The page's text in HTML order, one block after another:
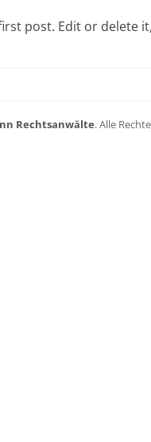
post. Edit or delete
Rechtsanwälte. Alle